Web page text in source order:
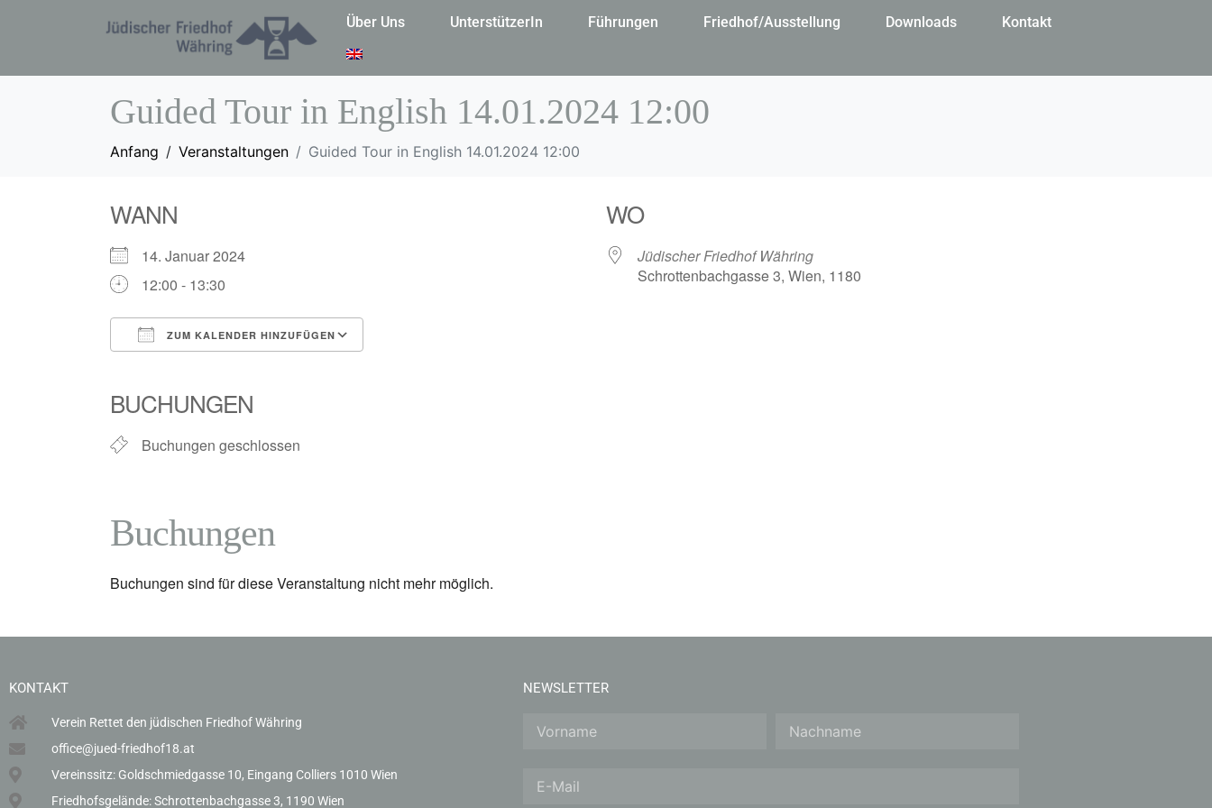
Über Uns UnterstützerIn Führungen Friedhof/Ausstellung Downloads Kontakt
Guided Tour in English 14.01.2024 12:00
Anfang Veranstaltungen Guided Tour in English 14.01.2024 12:00
WANN
14. Januar 2024
12:00 - 13:30
ZUM KALENDER HINZUFÜGEN
BUCHUNGEN
Buchungen geschlossen
WO
Jüdischer Friedhof Währing
Schrottenbachgasse 3, Wien, 1180
Buchungen
Buchungen sind für diese Veranstaltung nicht mehr möglich.
KONTAKT
Verein Rettet den jüdischen Friedhof Währing
office@jued-friedhof18.at
Vereinssitz: Goldschmiedgasse 10, Eingang Colliers 1010 Wien
Friedhofsgelände: Schrottenbachgasse 3, 1190 Wien
NEWSLETTER